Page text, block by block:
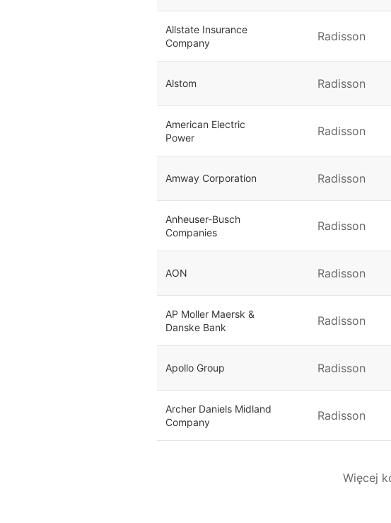
Allstate Insurance
Company
Radisson
Alstom Radisson
American Electric
Power
Radisson
Amway Corporation Radisson
Anheuser-Busch
Companies
Radisson
AON Radisson
AP Moller Maersk &
Danske Bank
Radisson
Apollo Group Radisson
Archer Daniels Midland
Company
Radisson
Więcej